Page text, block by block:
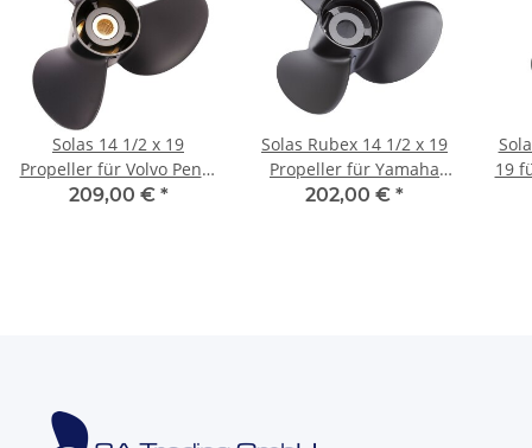
Solas 14 1/2 x 19
Propeller für Volvo Penta
AQ 280 290 17-Zähnen
209,00 € *
Solas Rubex 14 1/2 x 19
Propeller für Yamaha
150 175 200 225 250 300
202,00 € *
19